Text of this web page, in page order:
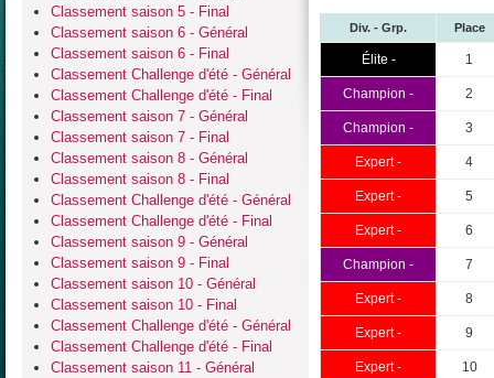
Classement saison 5 - Final
Classement saison 6 - Général
Classement saison 6 - Final
Classement Challenge d'été - Général
Classement Challenge d'été - Final
Classement saison 7 - Général
Classement saison 7 - Final
Classement saison 8 - Général
Classement saison 8 - Final
Classement Challenge d'été - Général
Classement Challenge d'été - Final
Classement saison 9 - Général
Classement saison 9 - Final
Classement saison 10 - Général
Classement saison 10 - Final
Classement Challenge d'été - Général
Classement Challenge d'été - Final
Classement saison 11 - Général
Div. - Grp. Place
Élite - 1
Champion - 2
Champion - 3
Expert - 4
Expert - 5
Expert - 6
Champion - 7
Expert - 8
Expert - 9
Expert - 10